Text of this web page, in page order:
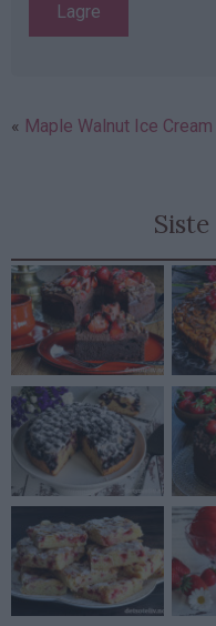
Maple Walnut Ice Cream